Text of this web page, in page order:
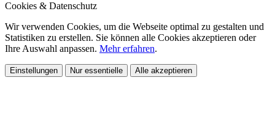
Cookies & Datenschutz
Wir verwenden Cookies, um die Webseite optimal zu gestalten und
Statistiken zu erstellen. Sie können alle Cookies akzeptieren oder
Ihre Auswahl anpassen. Mehr erfahren.
Einstellungen Nur essentielle Alle akzeptieren